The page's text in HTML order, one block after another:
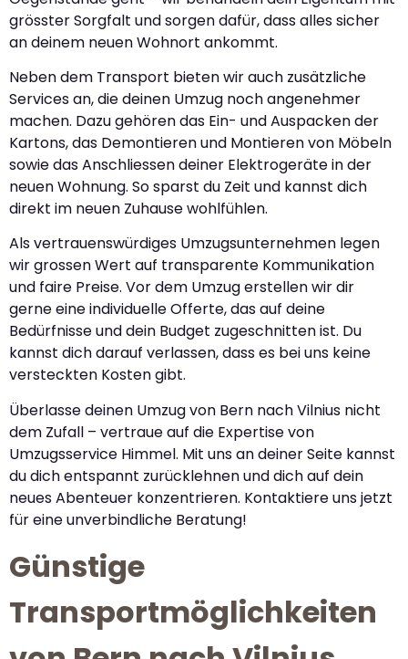
grösster Sorgfalt und sorgen dafür, dass alles sicher
an deinem neuen Wohnort ankommt.
Neben dem Transport bieten wir auch zusätzliche
Services an, die deinen Umzug noch angenehmer
machen. Dazu gehören das Ein- und Auspacken der
Kartons, das Demontieren und Montieren von Möbeln
sowie das Anschliessen deiner Elektrogeräte in der
neuen Wohnung. So sparst du Zeit und kannst dich
direkt im neuen Zuhause wohlfühlen.
Als vertrauenswürdiges Umzugsunternehmen legen
wir grossen Wert auf transparente Kommunikation
und faire Preise. Vor dem Umzug erstellen wir dir
gerne eine individuelle Offerte, das auf deine
Bedürfnisse und dein Budget zugeschnitten ist. Du
kannst dich darauf verlassen, dass es bei uns keine
versteckten Kosten gibt.
Überlasse deinen Umzug von Bern nach Vilnius nicht
dem Zufall – vertraue auf die Expertise von
Umzugsservice Himmel. Mit uns an deiner Seite kannst
du dich entspannt zurücklehnen und dich auf dein
neues Abenteuer konzentrieren. Kontaktiere uns jetzt
für eine unverbindliche Beratung!
Günstige
Transportmöglichkeiten